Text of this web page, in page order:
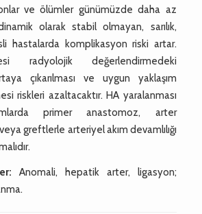
ve ölümler günümüzde daha az
olarak stabil olmayan, sarılık,
hastalarda komplikasyon riski artar.
radyolojik değerlendirmedeki
çıkarılması ve uygun yaklaşım
riskleri azaltacaktır. HA yaralanması
primer anastomoz, arter
greftlerle arteriyel akım devamlılığı
Anomali, hepatik arter, ligasyon;